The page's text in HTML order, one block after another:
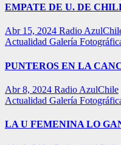
EMPATE DE U. DE
Abr 15, 2024 Radio
Actualidad Galería
PUNTEROS EN LA
Abr 8, 2024 Radio AzulChile
Actualidad Galería
LA U FEMENINA LO